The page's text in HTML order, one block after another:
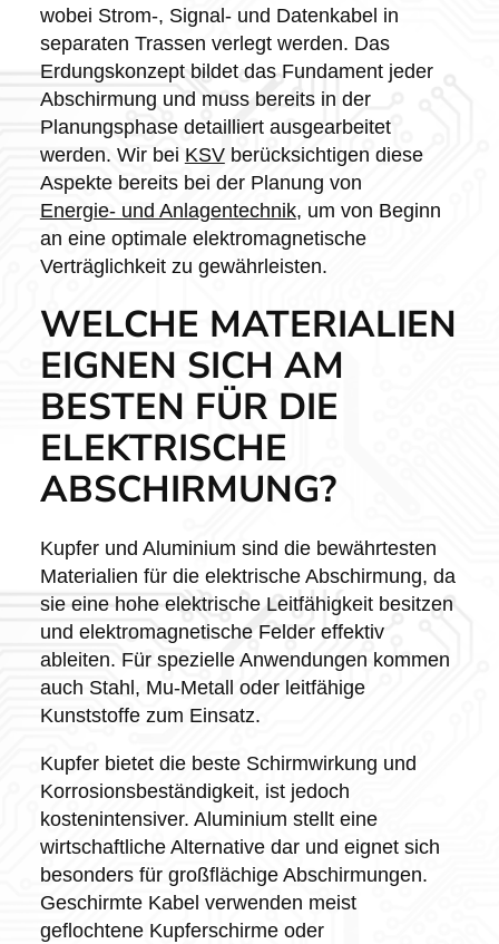
wobei Strom-, Signal- und Datenkabel in
separaten Trassen verlegt werden. Das
Erdungskonzept bildet das Fundament jeder
Abschirmung und muss bereits in der
Planungsphase detailliert ausgearbeitet
werden. Wir bei KSVberücksichtigen diese
Aspekte bereits bei der Planung von
Energie- und Anlagentechnik, um von Beginn
an eine optimale elektromagnetische
Verträglichkeit zu gewährleisten.
WELCHE MATERIALIEN
EIGNEN SICH AM
BESTEN FÜR DIE
ELEKTRISCHE
ABSCHIRMUNG?
Kupfer und Aluminium sind die bewährtesten
Materialien für die elektrische Abschirmung, da
sie eine hohe elektrische Leitfähigkeit besitzen
und elektromagnetische Felder effektiv
ableiten. Für spezielle Anwendungen kommen
auch Stahl, Mu-Metall oder leitfähige
Kunststoffe zum Einsatz.
Kupfer bietet die beste Schirmwirkung und
Korrosionsbeständigkeit, ist jedoch
kostenintensiver. Aluminium stellt eine
wirtschaftliche Alternative dar und eignet sich
besonders für großflächige Abschirmungen.
Geschirmte Kabel verwenden meist
geflochtene Kupferschirme oder